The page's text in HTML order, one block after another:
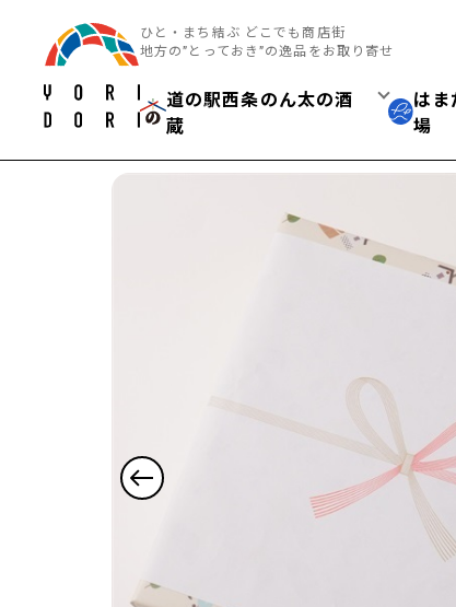
ひと・まち結ぶ どこでも商店街
地方の”とっておき”の逸品をお取り寄せ
道の駅西条のん太の酒
蔵
はま
場